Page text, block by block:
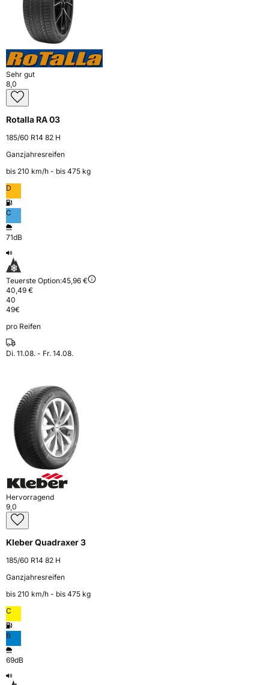
Sehr gut
8,0
Rotalla RA 03
185/60 R14 82 H
Ganzjahresreifen
bis 210 km⁠/⁠h - bis 475 kg
D
C
71dB
Teuerste Option:45,96 €
40,49 €
40
49€
pro Reifen
Di. 11.08. - Fr. 14.08.
Hervorragend
9,0
Kleber Quadraxer 3
185/60 R14 82 H
Ganzjahresreifen
bis 210 km⁠/⁠h - bis 475 kg
C
B
69dB